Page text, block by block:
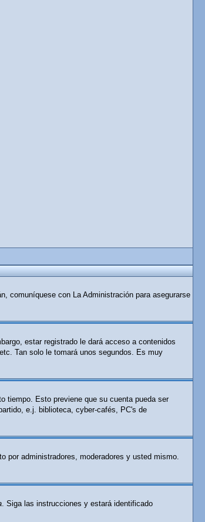
comuníquese con La Administración para asegurarse
estar registrado le dará acceso a contenidos
Tan solo le tomará unos segundos. Es muy
tiempo. Esto previene que su cuenta pueda ser
e.j. biblioteca, cyber-cafés, PC's de
por administradores, moderadores y usted mismo.
. Siga las instrucciones y estará identificado